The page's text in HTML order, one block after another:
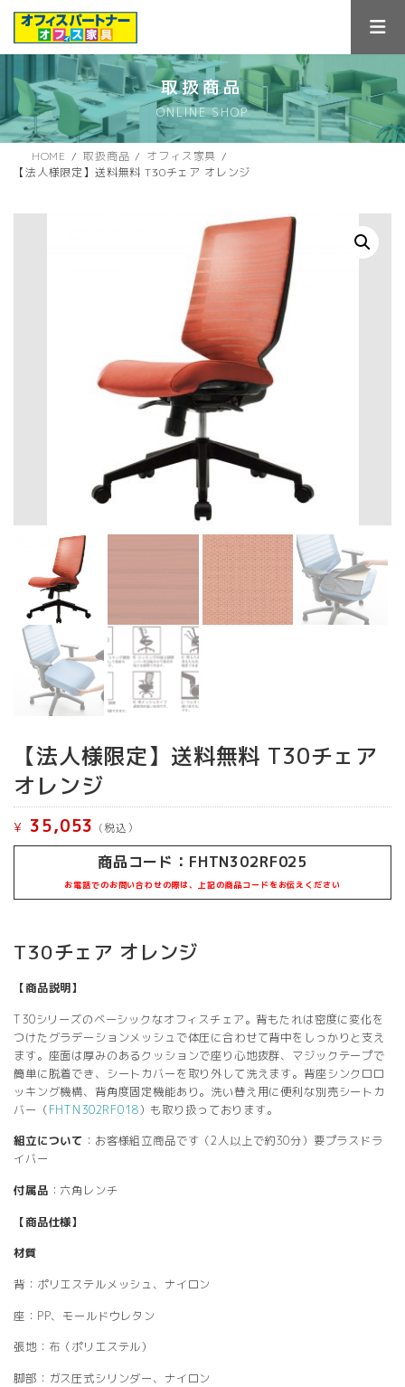
ス
キ
ン
に
取扱商品
ONLINE SHOP
HOME 取扱商品
オフィス家具
【法人様限定】送料無料 T30チェア オレンジ
【法人様限定】送料無料 T30チェア
オレンジ
¥ 35,053 (税込）
商品コード：FHTN302RF025
お電話でのお問い合わせの際は、上記の商品コードをお伝えください
T30チェア オレンジ
【商品説明】
T30シリーズのベーシックなオフィスチェア。背もたれは密度に変化を
つけたグラデーションメッシュで体圧に合わせて背中をしっかりと支え
ます。座面は厚みのあるクッションで座り心地抜群、マジックテープで
簡単に脱着でき、シートカバーを取り外して洗えます。背座シンクロロ
ッキング機構、背角度固定機能あり。洗い替え用に便利な別売シートカ
バー（FHTN302RF018）も取り扱っております。
組立について ：お客様組立商品です（2人以上で約30分）要プラスドラ
イバー
付属品 ：六角レンチ
【商品仕様】
材質
背：ポリエステルメッシュ、ナイロン
座：PP、モールドウレタン
張地：布（ポリエステル）
脚部：ガス圧式シリンダー、ナイロン